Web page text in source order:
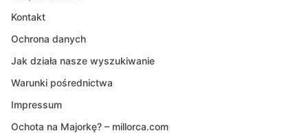
Kontakt
Ochrona danych
Jak działa nasze wyszukiwanie
Warunki pośrednictwa
Impressum
Ochota na Majorkę? – millorca.com